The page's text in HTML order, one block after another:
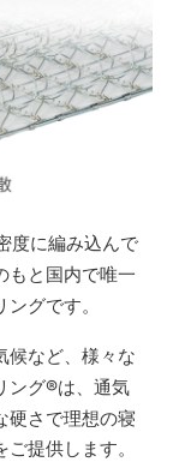
度に編み込んで
もと国内で唯一
グです。
候など、様々な
ング®は、通気
硬さで理想の寝
提供します。